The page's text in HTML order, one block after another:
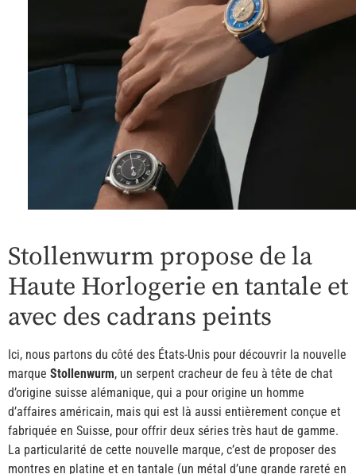
Stollenwurm propose de la
Haute Horlogerie en tantale et
avec des cadrans peints
Ici, nous partons du côté des États-Unis pour découvrir la nouvelle
marque Stollenwurm, un serpent cracheur de feu à tête de chat
d’origine suisse alémanique, qui a pour origine un homme
d’affaires américain, mais qui est là aussi entièrement conçue et
fabriquée en Suisse, pour offrir deux séries très haut de gamme.
La particularité de cette nouvelle marque, c’est de proposer des
montres en platine et en tantale (un métal d’une grande rareté en